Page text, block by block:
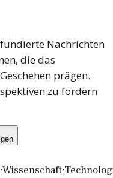
Nachrichten
die das
prägen.
zu fördern
·Wissenschaft·